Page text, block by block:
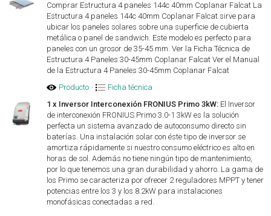
Comprar Estructura 4 paneles 144c 40mm Coplanar Falcat La
Estructura 4 paneles 144c 40mm Coplanar Falcat sirve para
ubicar los paneles solares sobre una superficie de cubierta
metálica o panel de sandwich. Este modelo es perfecto para
paneles con un grosor de 35-45 mm. Ver la Ficha Técnica de
Estructura 4 Paneles 30-45mm Coplanar Falcat Ver el Manual
de la Estructura 4 Paneles 30-45mm Coplanar Falcat
Producto ·
Ficha técnica
1 x Inversor Interconexión FRONIUS Primo 3kW: El Inversor
de interconexión FRONIUS Primo 3.0-1 3kW es la solución
perfecta un sistema avanzado de autoconsumo directo sin
baterías. Una instalación solar con éste tipo de inversor se
amortiza rápidamente si nuestro consumo eléctrico es alto en
horas de sol. Además no tiene ningún tipo de mantenimiento,
por lo que tenemos una gran durabilidad y ahorro. La gama de
los Primo se caracteriza por ofrecer 2 reguladores MPPT y tener
potencias entre los 3 y los 8.2kW para instalaciones
monofásicas conectadas a red.